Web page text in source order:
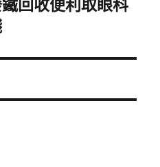
回收便利取眼科